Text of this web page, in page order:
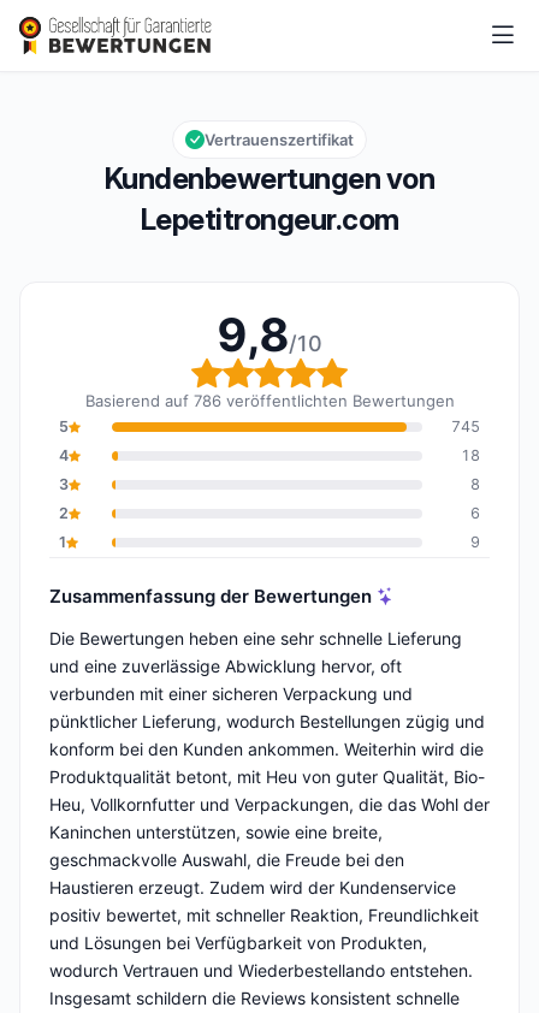
Lepetitrongeur.com
Gesamtbewertung: 9,8 von 10
9,8/10
Kundenbewertungen von
Lepetitrongeur.com
Vertrauenszertifikat
9,8/10
Gesamtbewertung: 9,8
Basierend auf 786 veröffentlichten Bewertungen
5
745
4
18
3
8
2
6
1
9
Zusammenfassung der Bewertungen
Die Bewertungen heben eine sehr schnelle Lieferung
und eine zuverlässige Abwicklung hervor, oft
verbunden mit einer sicheren Verpackung und
pünktlicher Lieferung, wodurch Bestellungen zügig und
konform bei den Kunden ankommen. Weiterhin wird die
Produktqualität betont, mit Heu von guter Qualität, Bio-
Heu, Vollkornfutter und Verpackungen, die das Wohl der
Kaninchen unterstützen, sowie eine breite,
geschmackvolle Auswahl, die Freude bei den
Haustieren erzeugt. Zudem wird der Kundenservice
positiv bewertet, mit schneller Reaktion, Freundlichkeit
und Lösungen bei Verfügbarkeit von Produkten,
wodurch Vertrauen und Wiederbestellando entstehen.
Insgesamt schildern die Reviews konsistent schnelle